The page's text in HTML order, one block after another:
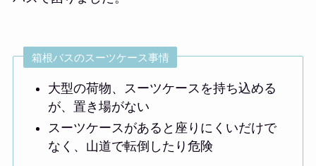
箱根バスのスーツケース事情
大型の荷物、スーツケースを持ち込める
が、置き場がない
スーツケースがあると座りにくいだけで
なく、山道で転倒したり危険